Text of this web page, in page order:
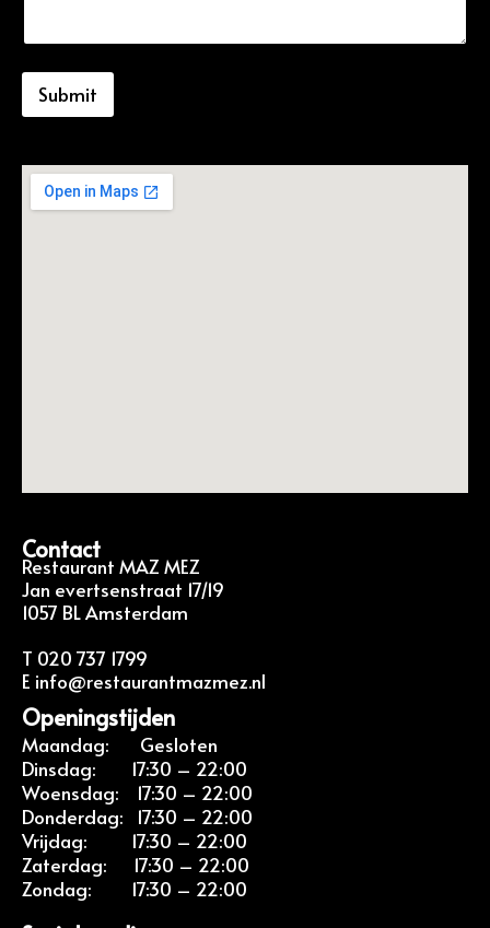
Submit
Contact
Restaurant MAZ MEZ
Jan evertsenstraat 17/19
1057 BL Amsterdam
T 020 737 1799
E info@restaurantmazmez.nl
Openingstijden
Maandag: Gesloten
Dinsdag: 17:30 – 22:00
Woensdag: 17:30 – 22:00
Donderdag: 17:30 – 22:00
Vrijdag: 17:30 – 22:00
Zaterdag: 17:30 – 22:00
Zondag: 17:30 – 22:00